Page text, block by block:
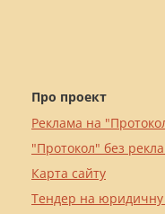
Про проект
Реклама на
"Протокол" без
Карта сайту
Тендер на юридичну